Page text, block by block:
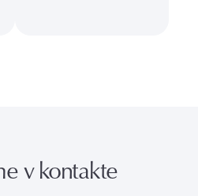
v kontakte